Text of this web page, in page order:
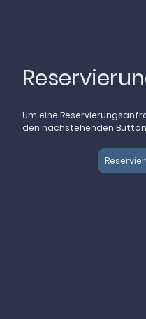
Um eine
den nachstehenden